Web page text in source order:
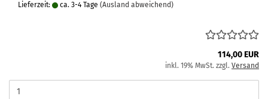
Lieferzeit: ca. 3-4 Tage (Ausland abweichend)
114,00 EUR
inkl. 19% MwSt. zzgl. Versand